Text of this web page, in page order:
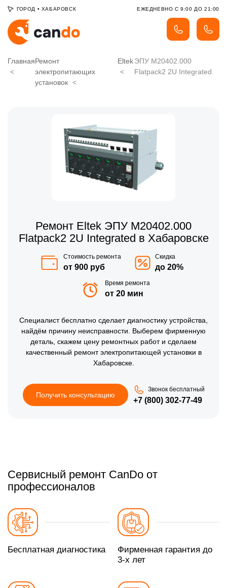
ГОРОД • ХАБАРОВСК ЕЖЕДНЕВНО С 9:00 ДО 21:00
ГлавнаяРемонт
электропитающих
установок
EltekЭПУ M20402.000
Flatpack2 2U Integrated
Ремонт Eltek ЭПУ M20402.000
Flatpack2 2U Integrated в Хабаровске
Стоимость ремонта
от 900 руб
Скидка
до 20%
Время ремонта
от 20 мин
Специалист бесплатно сделает диагностику устройства,
найдём причину неисправности. Выберем фирменную
деталь, скажем цену ремонтных работ и сделаем
качественный ремонт электропитающей установки в
Хабаровске.
Получить консультацию
Звонок бесплатный
+7 (800) 302-77-49
Сервисный ремонт CanDo от
профессионалов
Бесплатная диагностика
Фирменная гарантия до
3-х лет